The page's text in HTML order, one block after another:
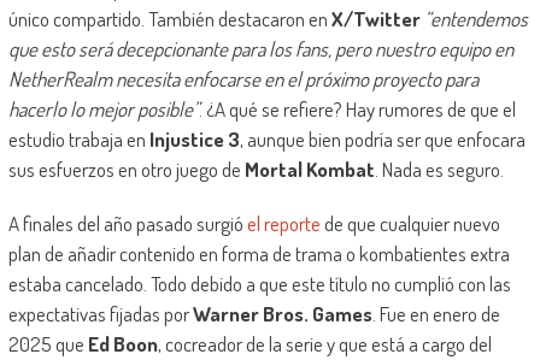
único compartido. También destacaron enX/Twitter “entendemos
que esto será decepcionante para los fans, pero nuestro equipo en
NetherRealm necesita enfocarse en el próximo proyecto para
hacerlo lo mejor posible”. ¿A qué se refiere? Hay rumores de que el
estudio trabaja en Injustice 3, aunque bien podría ser que enfocara
sus esfuerzos en otro juego de Mortal Kombat . Nada es seguro.
A finales del año pasado surgióel reportede que cualquier nuevo
plan de añadir contenido en forma de trama o kombatientes extra
estaba cancelado. Todo debido a que este título no cumplió con las
expectativas fijadas porWarner Bros. Games. Fue en enero de
2025 que Ed Boon, cocreador de la serie y que está a cargo del